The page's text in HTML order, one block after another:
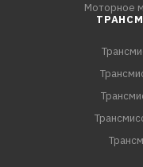
Моторное